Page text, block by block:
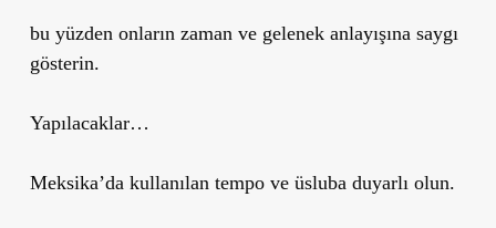
bu yüzden onların zaman ve gelenek anlayışına saygı
gösterin.
Yapılacaklar…
Meksika’da kullanılan tempo ve üsluba duyarlı olun.